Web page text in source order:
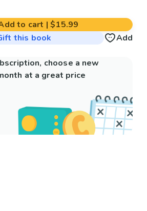
to cart |$15.99
this book
Add
choose a new
at a great price